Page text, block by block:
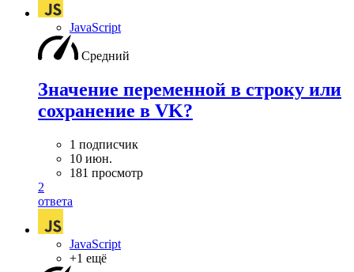
JavaScript
Средний
Значение переменной в строку или
сохранение в VK?
1 подписчик
10 июн.
181 просмотр
2
ответа
JavaScript
+1 ещё